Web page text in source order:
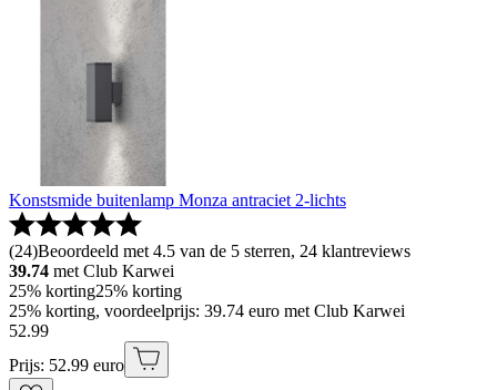
Konstsmide buitenlamp Monza antraciet 2-lichts
(24)Beoordeeld met 4.5 van de 5 sterren, 24 klantreviews
39.74 met Club Karwei
25% korting25% korting
25% korting, voordeelprijs: 39.74 euro met Club Karwei
52.99
Prijs: 52.99 euro